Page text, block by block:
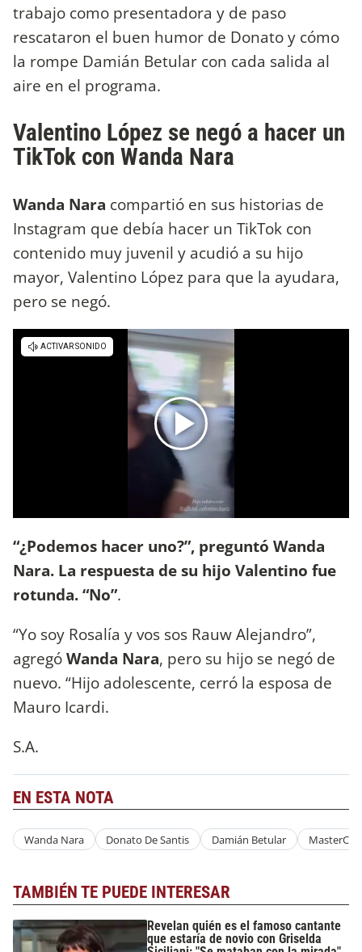
trabajo como presentadora y de paso
rescataron el buen humor de Donato y cómo
la rompe Damián Betular con cada salida al
aire en el programa.
Valentino López se negó a hacer un
TikTok con Wanda Nara
Wanda Nara compartió en sus historias de
Instagram que debía hacer un TikTok con
contenido muy juvenil y acudió a su hijo
mayor, Valentino López para que la ayudara,
pero se negó.
“¿Podemos hacer uno?”, preguntó Wanda
Nara. La respuesta de su hijo Valentino fue
rotunda. “No”.
“Yo soy Rosalía y vos sos Rauw Alejandro”,
agregóWanda Nara, pero su hijo se negó de
nuevo. “Hijo adolescente, cerró la esposa de
Mauro Icardi.
S.A.
EN ESTA NOTA
Wanda Nara Donato De Santis Damián Betular
TAMBIÉN TE PUEDE INTERESAR
Revelan quién es el famoso cantante
que estaría de novio con Griselda